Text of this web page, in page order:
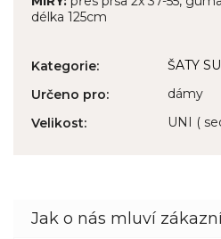
délka 125cm
Kategorie:
ŠATY
Určeno pro:
dámy
Velikost: UNI (